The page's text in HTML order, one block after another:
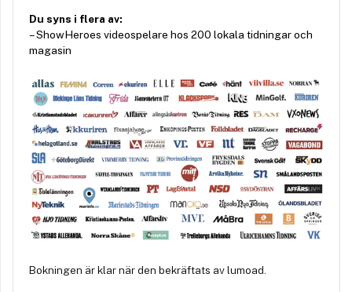
Du syns i flera av:
– ShowHeroes videospelare hos 200 lokala tidningar och
magasin
Bokningen är klar när den bekräftats av lumoad.